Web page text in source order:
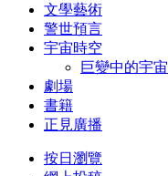
文學藝術
警世預言
宇宙時空
巨變中的宇宙
劇場
書籍
正見廣播
按日瀏覽